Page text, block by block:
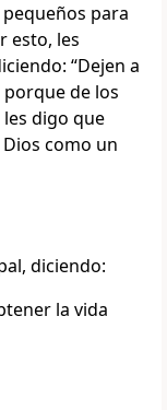
para
esto, les
“Dejen a
de los
digo que
como un
diciendo:
la vida